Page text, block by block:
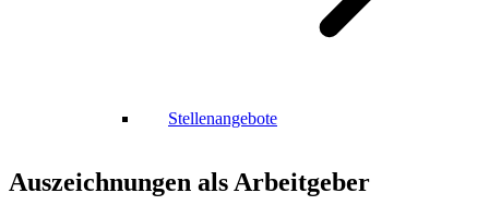
Stellenangebote
Auszeichnungen als Arbeitgeber